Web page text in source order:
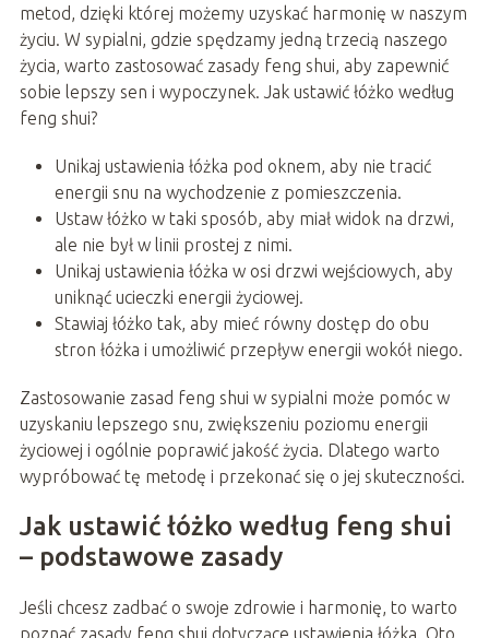
metod, dzięki której możemy uzyskać harmonię w naszym
życiu. W sypialni, gdzie spędzamy jedną trzecią naszego
życia, warto zastosować zasady feng shui, aby zapewnić
sobie lepszy sen i wypoczynek. Jak ustawić łóżko według
feng shui?
Unikaj ustawienia łóżka pod oknem, aby nie tracić
energii snu na wychodzenie z pomieszczenia.
Ustaw łóżko w taki sposób, aby miał widok na drzwi,
ale nie był w linii prostej z nimi.
Unikaj ustawienia łóżka w osi drzwi wejściowych, aby
uniknąć ucieczki energii życiowej.
Stawiaj łóżko tak, aby mieć równy dostęp do obu
stron łóżka i umożliwić przepływ energii wokół niego.
Zastosowanie zasad feng shui w sypialni może pomóc w
uzyskaniu lepszego snu, zwiększeniu poziomu energii
życiowej i ogólnie poprawić jakość życia. Dlatego warto
wypróbować tę metodę i przekonać się o jej skuteczności.
Jak ustawić łóżko według feng shui
– podstawowe zasady
Jeśli chcesz zadbać o swoje zdrowie i harmonię, to warto
poznać zasady feng shui dotyczące ustawienia łóżka. Oto